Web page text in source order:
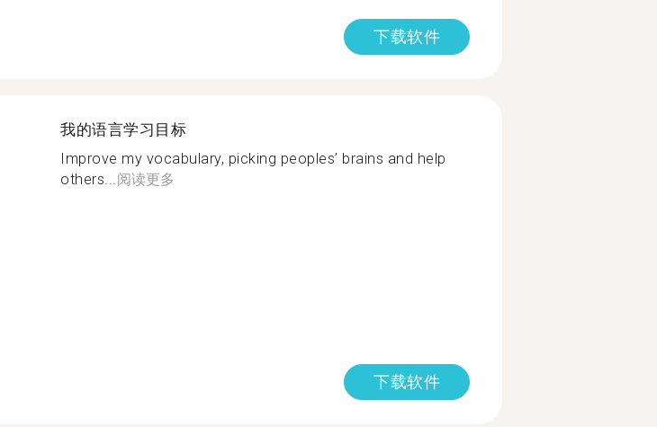
下载软件
我的语言学习目标
Improve my vocabulary, picking peoples’ brains and help
others...阅读更多
下载软件